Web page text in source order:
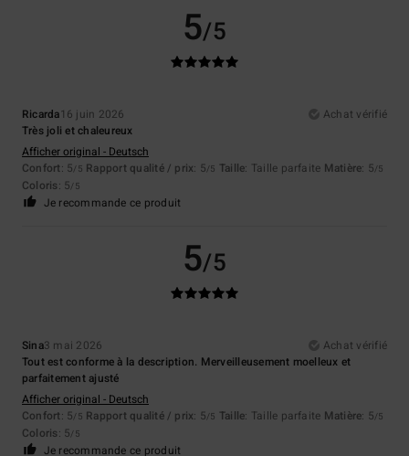
5/5
Ricarda16 juin 2026
Achat vérifié
Très joli et chaleureux
Afficher original - Deutsch
Confort: 5/5 Rapport qualité / prix: 5/5 Taille: Taille parfaite Matière: 5/5
Coloris: 5/5
Je recommande ce produit
5/5
Sina3 mai 2026
Achat vérifié
Tout est conforme à la description. Merveilleusement moelleux et
parfaitement ajusté
Afficher original - Deutsch
Confort: 5/5 Rapport qualité / prix: 5/5 Taille: Taille parfaite Matière: 5/5
Coloris: 5/5
Je recommande ce produit